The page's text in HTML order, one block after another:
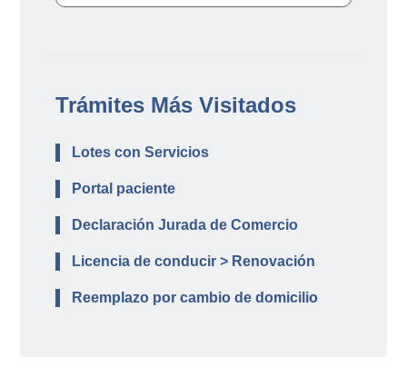
Trámites Más Visitados
Lotes con Servicios
Portal paciente
Declaración Jurada de Comercio
Licencia de conducir > Renovación
Reemplazo por cambio de domicilio